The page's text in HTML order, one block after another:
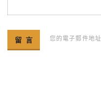
您的電子郵件地